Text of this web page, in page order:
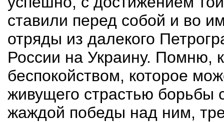
ставили перед собой и во
отряды из далекого
России на Украину. Помню,
беспокойством, которое
живущего страстью борьбы
жаждой победы над ним,